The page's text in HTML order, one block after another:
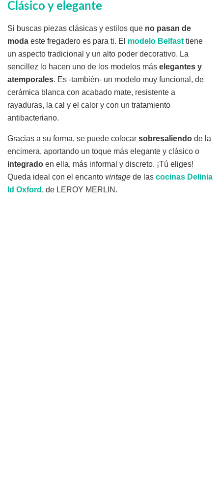
Clásico y elegante
Si buscas piezas clásicas y estilos que no pasan de
moda este fregadero es para ti. El modelo Belfasttiene
un aspecto tradicional y un alto poder decorativo. La
sencillez lo hacen uno de los modelos más elegantes y
atemporales. Es -también- un modelo muy funcional, de
cerámica blanca con acabado mate, resistente a
rayaduras, la cal y el calor y con un tratamiento
antibacteriano.
Gracias a su forma, se puede colocar sobresaliendo de la
encimera, aportando un toque más elegante y clásico o
integrado en ella, más informal y discreto. ¡Tú eliges!
Queda ideal con el encanto vintage de las cocinas Delinia
Id Oxford , de LEROY MERLIN.